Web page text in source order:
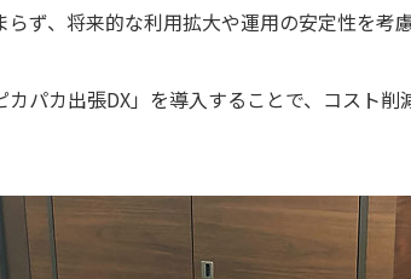
ず、将来的な利用拡大や運用の安定性を考
パカ出張DX」を導入することで、コスト